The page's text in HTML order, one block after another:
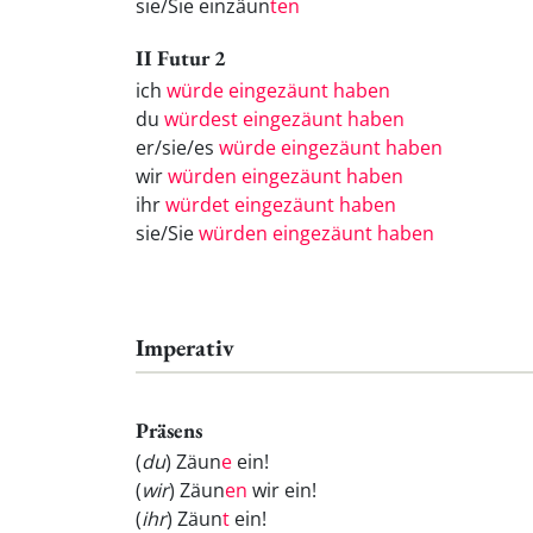
sie/Sie einzäunten
II Futur 2
ich würde eingezäunt haben
du würdest eingezäunt haben
er/sie/es würde eingezäunt haben
wirwürden eingezäunt haben
ihrwürdet eingezäunt haben
sie/Siewürden eingezäunt haben
Imperativ
Präsens
(du) Zäune ein!
(wir) Zäunen wir ein!
(ihr) Zäunt ein!